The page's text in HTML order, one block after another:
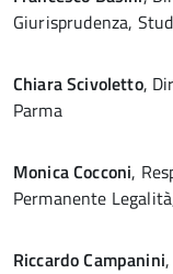
Giurisprudenza,
Chiara Scivoletto,
Parma
Monica Cocconi,
Permanente
Riccardo Campanini